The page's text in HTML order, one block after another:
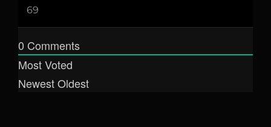
0 Comments
Most Voted
NewestOldest